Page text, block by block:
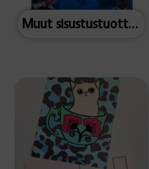
Muut sisustustuotteet